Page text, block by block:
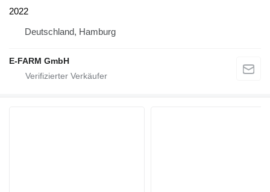
2022
Deutschland, Hamburg
E-FARM GmbH